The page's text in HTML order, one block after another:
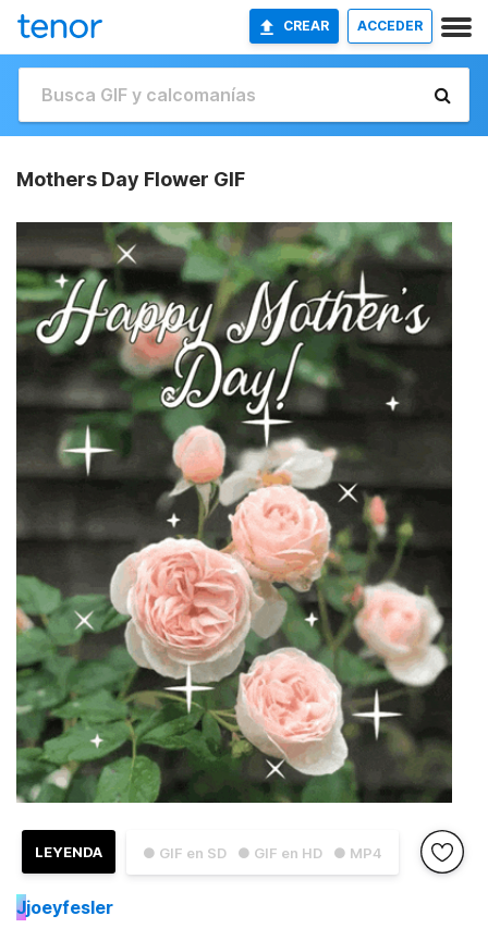
CREAR ACCEDER
Mothers Day Flower GIF
● GIF en SD ● GIF en HD ● MP4
LEYENDA
Jjoeyfesler